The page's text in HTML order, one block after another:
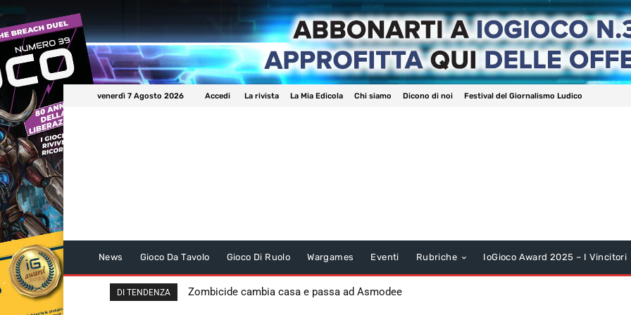
venerdì 7 Agosto 2026 Accedi La rivista La Mia Edicola Chi siamo Dicono di noi Festival del Giornalismo Ludico
News Gioco Da Tavolo Gioco Di Ruolo Wargames Eventi Rubriche IoGioco Award 2025 – I Vincitori
DI TENDENZA Zombicide cambia casa e passa ad Asmodee